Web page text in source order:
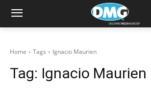
Home Tags Ignacio Maurien
Tag: Ignacio Maurien